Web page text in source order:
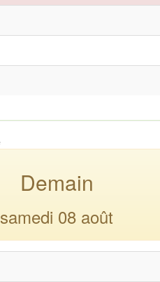
Demain
samedi 08 août